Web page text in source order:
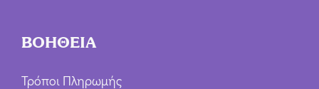
ΒΟΗΘΕΙΑ
Τρόποι Πληρωμής